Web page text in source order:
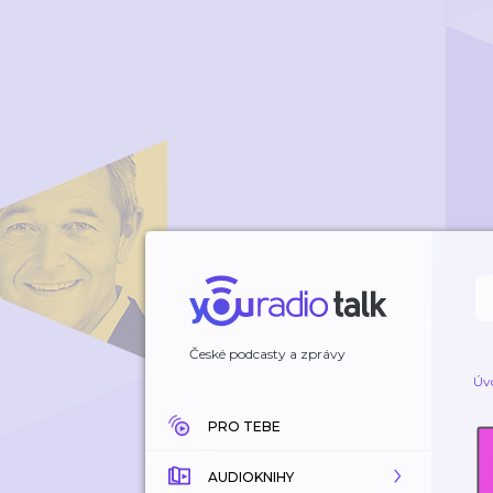
České podcasty a zprávy
PRO TEBE
AUDIOKNIHY